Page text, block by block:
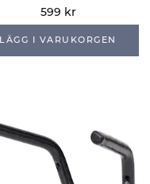
599 kr
LÄGG I VARUKORGEN